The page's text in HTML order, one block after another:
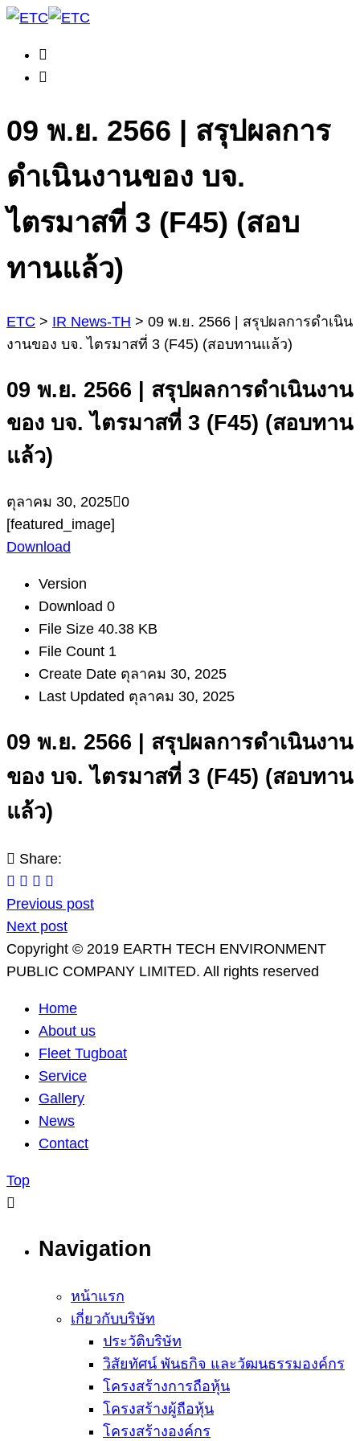
09 พ.ย. 2566 | สรุปผลการ
ดำเนินงานของ บจ.
ไตรมาสที่ 3 (F45) (สอบ
ทานแล้ว)
ETC > IR News-TH > 09 พ.ย. 2566 | สรุปผลการดำเนิน
งานของ บจ. ไตรมาสที่ 3 (F45) (สอบทานแล้ว)
09 พ.ย. 2566 | สรุปผลการดำเนินงาน
ของ บจ. ไตรมาสที่ 3 (F45) (สอบทาน
แล้ว)
ตุลาคม 30, 2025 0
[featured_image]
Download
Version
Download 0
File Size 40.38 KB
File Count 1
Create Date ตุลาคม 30, 2025
Last Updated ตุลาคม 30, 2025
09 พ.ย. 2566 | สรุปผลการดำเนินงาน
ของ บจ. ไตรมาสที่ 3 (F45) (สอบทาน
แล้ว)
Share:
Previous post
Next post
Copyright © 2019 EARTH TECH ENVIRONMENT
PUBLIC COMPANY LIMITED. All rights reserved
Home
About us
Fleet Tugboat
Service
Gallery
News
Contact
Top
Navigation
หน้าแรก
เกี่ยวกับบริษัท
ประวัติบริษัท
วิสัยทัศน์ พันธกิจ และวัฒนธรรมองค์กร
โครงสร้างการถือหุ้น
โครงสร้างผู้ถือหุ้น
โครงสร้างองค์กร